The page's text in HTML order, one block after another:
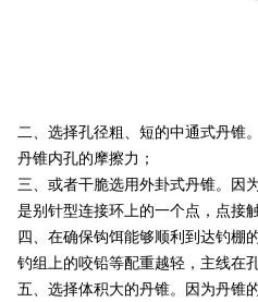
二、选择孔径粗、短的中通式丹锥
丹锥内孔的摩擦力；
三、或者干脆选用外卦式丹锥。因
是别针型连接环上的一个点，点接
四、在确保钩饵能够顺利到达钓棚
钓组上的咬铅等配重越轻，主线在
五、选择体积大的丹锥。因为丹锥